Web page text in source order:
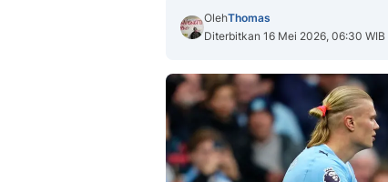
OlehThomas
Diterbitkan 16 Mei 2026, 06:30 WIB